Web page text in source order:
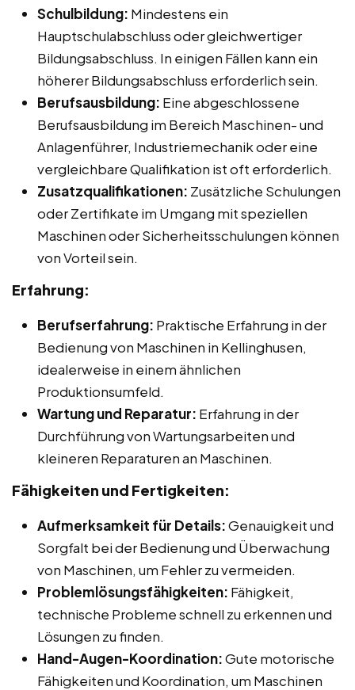
Schulbildung: Mindestens ein
Hauptschulabschluss oder gleichwertiger
Bildungsabschluss. In einigen Fällen kann ein
höherer Bildungsabschluss erforderlich sein.
Berufsausbildung: Eine abgeschlossene
Berufsausbildung im Bereich Maschinen- und
Anlagenführer, Industriemechanik oder eine
vergleichbare Qualifikation ist oft erforderlich.
Zusatzqualifikationen: Zusätzliche Schulungen
oder Zertifikate im Umgang mit speziellen
Maschinen oder Sicherheitsschulungen können
von Vorteil sein.
Erfahrung:
Berufserfahrung: Praktische Erfahrung in der
Bedienung von Maschinen in Kellinghusen,
idealerweise in einem ähnlichen
Produktionsumfeld.
Wartung und Reparatur: Erfahrung in der
Durchführung von Wartungsarbeiten und
kleineren Reparaturen an Maschinen.
Fähigkeiten und Fertigkeiten:
Aufmerksamkeit für Details:Genauigkeit und
Sorgfalt bei der Bedienung und Überwachung
von Maschinen, um Fehler zu vermeiden.
Problemlösungsfähigkeiten: Fähigkeit,
technische Probleme schnell zu erkennen und
Lösungen zu finden.
Hand-Augen-Koordination:Gute motorische
Fähigkeiten und Koordination, um Maschinen